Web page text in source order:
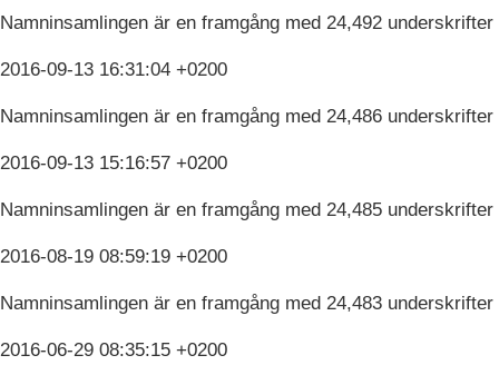
Namninsamlingen är en framgång med 24,492 underskrifter
2016-09-13 16:31:04 +0200
Namninsamlingen är en framgång med 24,486 underskrifter
2016-09-13 15:16:57 +0200
Namninsamlingen är en framgång med 24,485 underskrifter
2016-08-19 08:59:19 +0200
Namninsamlingen är en framgång med 24,483 underskrifter
2016-06-29 08:35:15 +0200